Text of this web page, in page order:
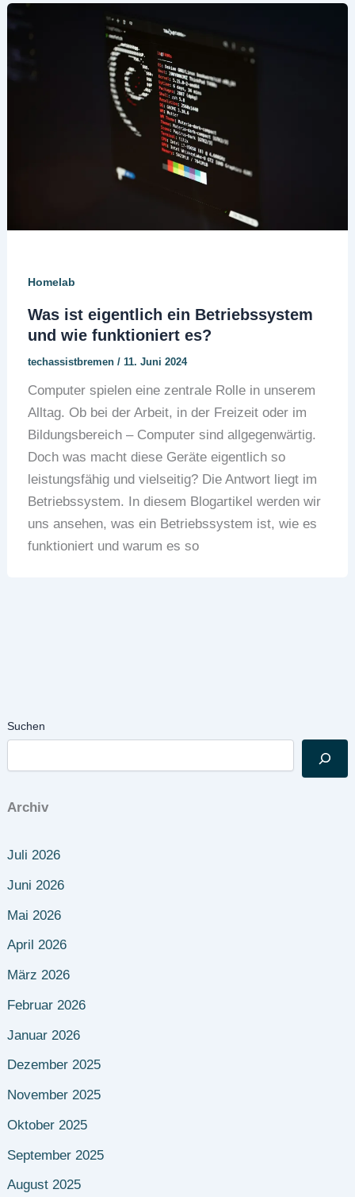
Suchen
Archiv
Juli 2026
Juni 2026
Mai 2026
April 2026
März 2026
Februar 2026
Januar 2026
Dezember 2025
November 2025
Oktober 2025
September 2025
August 2025
Homelab
Was ist eigentlich ein Betriebssystem
und wie funktioniert es?
techassistbremen / 11. Juni 2024
Computer spielen eine zentrale Rolle in unserem
Alltag. Ob bei der Arbeit, in der Freizeit oder im
Bildungsbereich – Computer sind allgegenwärtig.
Doch was macht diese Geräte eigentlich so
leistungsfähig und vielseitig? Die Antwort liegt im
Betriebssystem. In diesem Blogartikel werden wir
uns ansehen, was ein Betriebssystem ist, wie es
funktioniert und warum es so